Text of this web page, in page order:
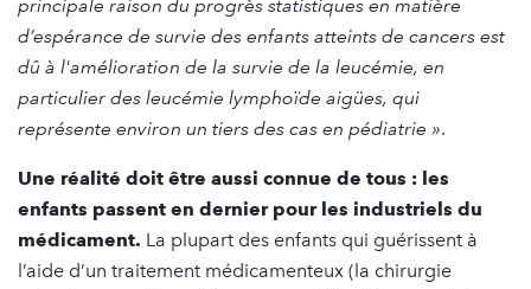
principale raison du progrès statistiques en matière
d’espérance de survie des enfants atteints de cancers est
dû à l'amélioration de la survie de la leucémie, en
particulier des leucémie lymphoïde aigües, qui
représente environ un tiers des cas en pédiatrie ».
Une réalité doit être aussi connue de tous : les
enfants passent en dernier pour les industriels du
médicament. La plupart des enfants qui guérissent à
l’aide d’un traitement médicamenteux (la chirurgie